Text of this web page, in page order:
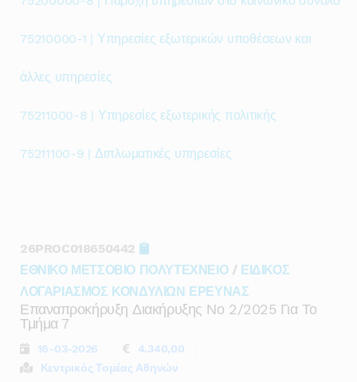
75210000-1 | Υπηρεσίες εξωτερικών υποθέσεων και
άλλες υπηρεσίες
75211000-8 | Υπηρεσίες εξωτερικής πολιτικής
75211100-9 | Διπλωματικές υπηρεσίες
26PROC018650442
ΕΘΝΙΚΟ ΜΕΤΣΟΒΙΟ ΠΟΛΥΤΕΧΝΕΙΟ/ ΕΙΔΙΚΟΣ
ΛΟΓΑΡΙΑΣΜΟΣ ΚΟΝΔΥΛΙΩΝ ΕΡΕΥΝΑΣ
Επαναπροκήρυξη Διακήρυξης Νο 2/2025 Για Το
Τμήμα 7
16-03-2026
4.340,00
Κεντρικός Τομέας Αθηνών